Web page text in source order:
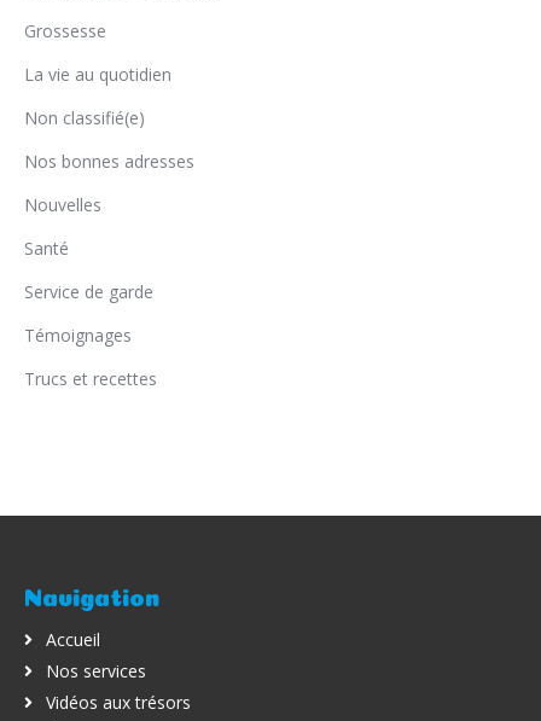
Grossesse
La vie au quotidien
Non classifié(e)
Nos bonnes adresses
Nouvelles
Santé
Service de garde
Témoignages
Trucs et recettes
Navigation
Accueil
Nos services
Vidéos aux trésors